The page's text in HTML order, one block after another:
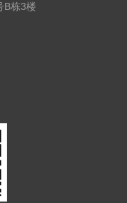
B栋3楼